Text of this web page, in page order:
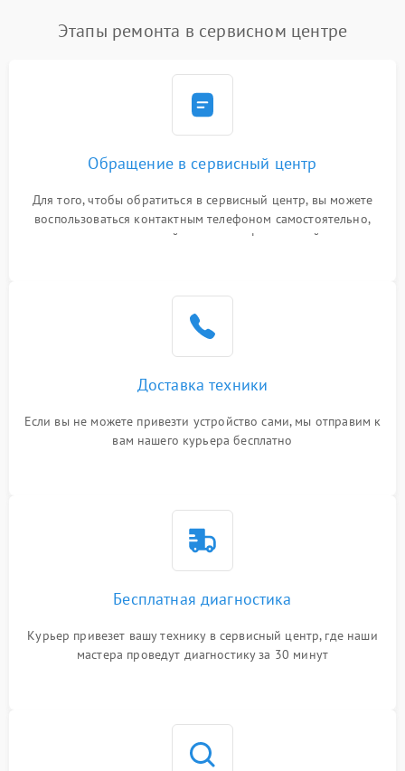
Этапы ремонта в сервисном центре
Обращение в сервисный центр
Для того, чтобы обратиться в сервисный центр, вы можете
воспользоваться контактным телефоном самостоятельно,
или оставить свой номер телефона на сайте
Доставка техники
Если вы не можете привезти устройство сами, мы отправим к
вам нашего курьера бесплатно
Бесплатная диагностика
Курьер привезет вашу технику в сервисный центр, где наши
мастера проведут диагностику за 30 минут